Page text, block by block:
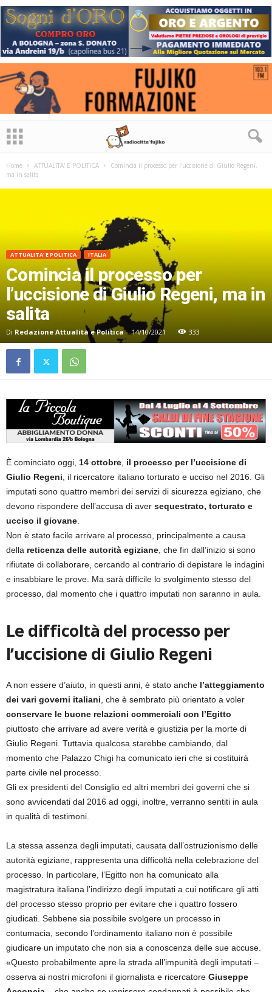
Home ATTUALITA' E POLITICA
Comincia il processo per l’uccisione di Giulio Regeni,
ma in salita
ATTUALITA' E POLITICA ITALIA
Comincia il processo per
l’uccisione di Giulio Regeni, ma in
salita
Di Redazione Attualità e Politica- 14/10/2021 333
È cominciato oggi, 14 ottobre, il processo per l’uccisione di
Giulio Regeni, il ricercatore italiano torturato e ucciso nel 2016. Gli
imputati sono quattro membri dei servizi di sicurezza egiziano, che
devono rispondere dell’accusa di aver sequestrato, torturato e
ucciso il giovane.
Non è stato facile arrivare al processo, principalmente a causa
della reticenza delle autorità egiziane, che fin dall’inizio si sono
rifiutate di collaborare, cercando al contrario di depistare le indagini
e insabbiare le prove. Ma sarà difficile lo svolgimento stesso del
processo, dal momento che i quattro imputati non saranno in aula.
Le difficoltà del processo per
l’uccisione di Giulio Regeni
A non essere d’aiuto, in questi anni, è stato anche l’atteggiamento
dei vari governi italiani, che è sembrato più orientato a voler
conservare le buone relazioni commerciali con l’Egitto
piuttosto che arrivare ad avere verità e giustizia per la morte di
Giulio Regeni. Tuttavia qualcosa starebbe cambiando, dal
momento che Palazzo Chigi ha comunicato ieri che si costituirà
parte civile nel processo.
Gli ex presidenti del Consiglio ed altri membri dei governi che si
sono avvicendati dal 2016 ad oggi, inoltre, verranno sentiti in aula
in qualità di testimoni.
La stessa assenza degli imputati, causata dall’ostruzionismo delle
autorità egiziane, rappresenta una difficoltà nella celebrazione del
processo. In particolare, l’Egitto non ha comunicato alla
magistratura italiana l’indirizzo degli imputati a cui notificare gli atti
del processo stesso proprio per evitare che i quattro fossero
giudicati. Sebbene sia possibile svolgere un processo in
contumacia, secondo l’ordinamento italiano non è possibile
giudicare un imputato che non sia a conoscenza delle sue accuse.
«Questo probabilmente apre la strada all’impunità degli imputati –
osserva ai nostri microfoni il giornalista e ricercatore Giuseppe